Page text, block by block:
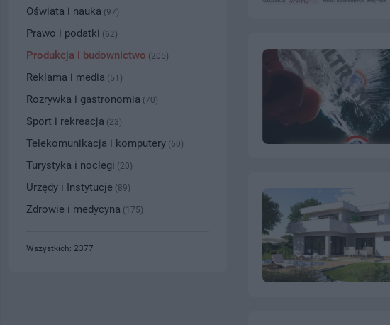
Oświata i nauka (97)
Prawo i podatki (62)
Produkcja i budownictwo (205)
Reklama i media (51)
Rozrywka i gastronomia (70)
Sport i rekreacja (23)
Telekomunikacja i komputery (60)
Turystyka i noclegi (20)
Urzędy i Instytucje (89)
Zdrowie i medycyna (175)
Wszystkich: 2377